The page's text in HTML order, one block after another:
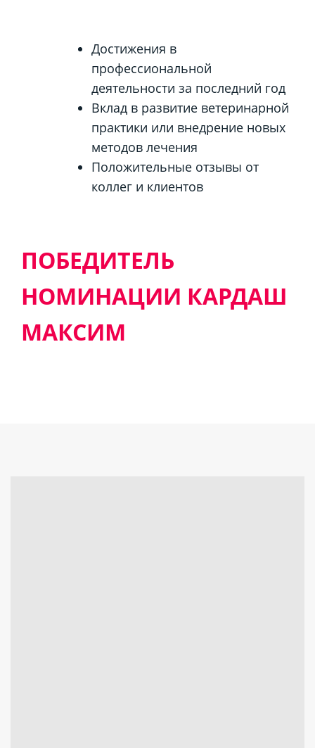
Достижения в
профессиональной
деятельности за последний год
Вклад в развитие ветеринарной
практики или внедрение новых
методов лечения
Положительные отзывы от
коллег и клиентов
ПОБЕДИТЕЛЬ
НОМИНАЦИИ КАРДАШ
МАКСИМ